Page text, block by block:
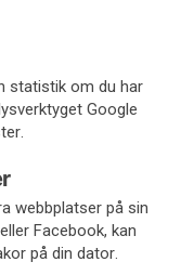
statistik om du har
Google
webbplatser på sin
Facebook, kan
på din dator.